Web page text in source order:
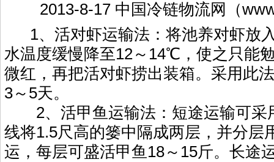
2013-8-17 中国冷链物流网（
1、活对虾运输法：将池养对虾放
水温度缓慢降至12～14℃，使之只能
微红，再把活对虾捞出装箱。采用此
3～5天。
2、活甲鱼运输法：短途运输可采
线将1.5尺高的篓中隔成两层，并分层
运，每层可盛活甲鱼18～15斤。长途